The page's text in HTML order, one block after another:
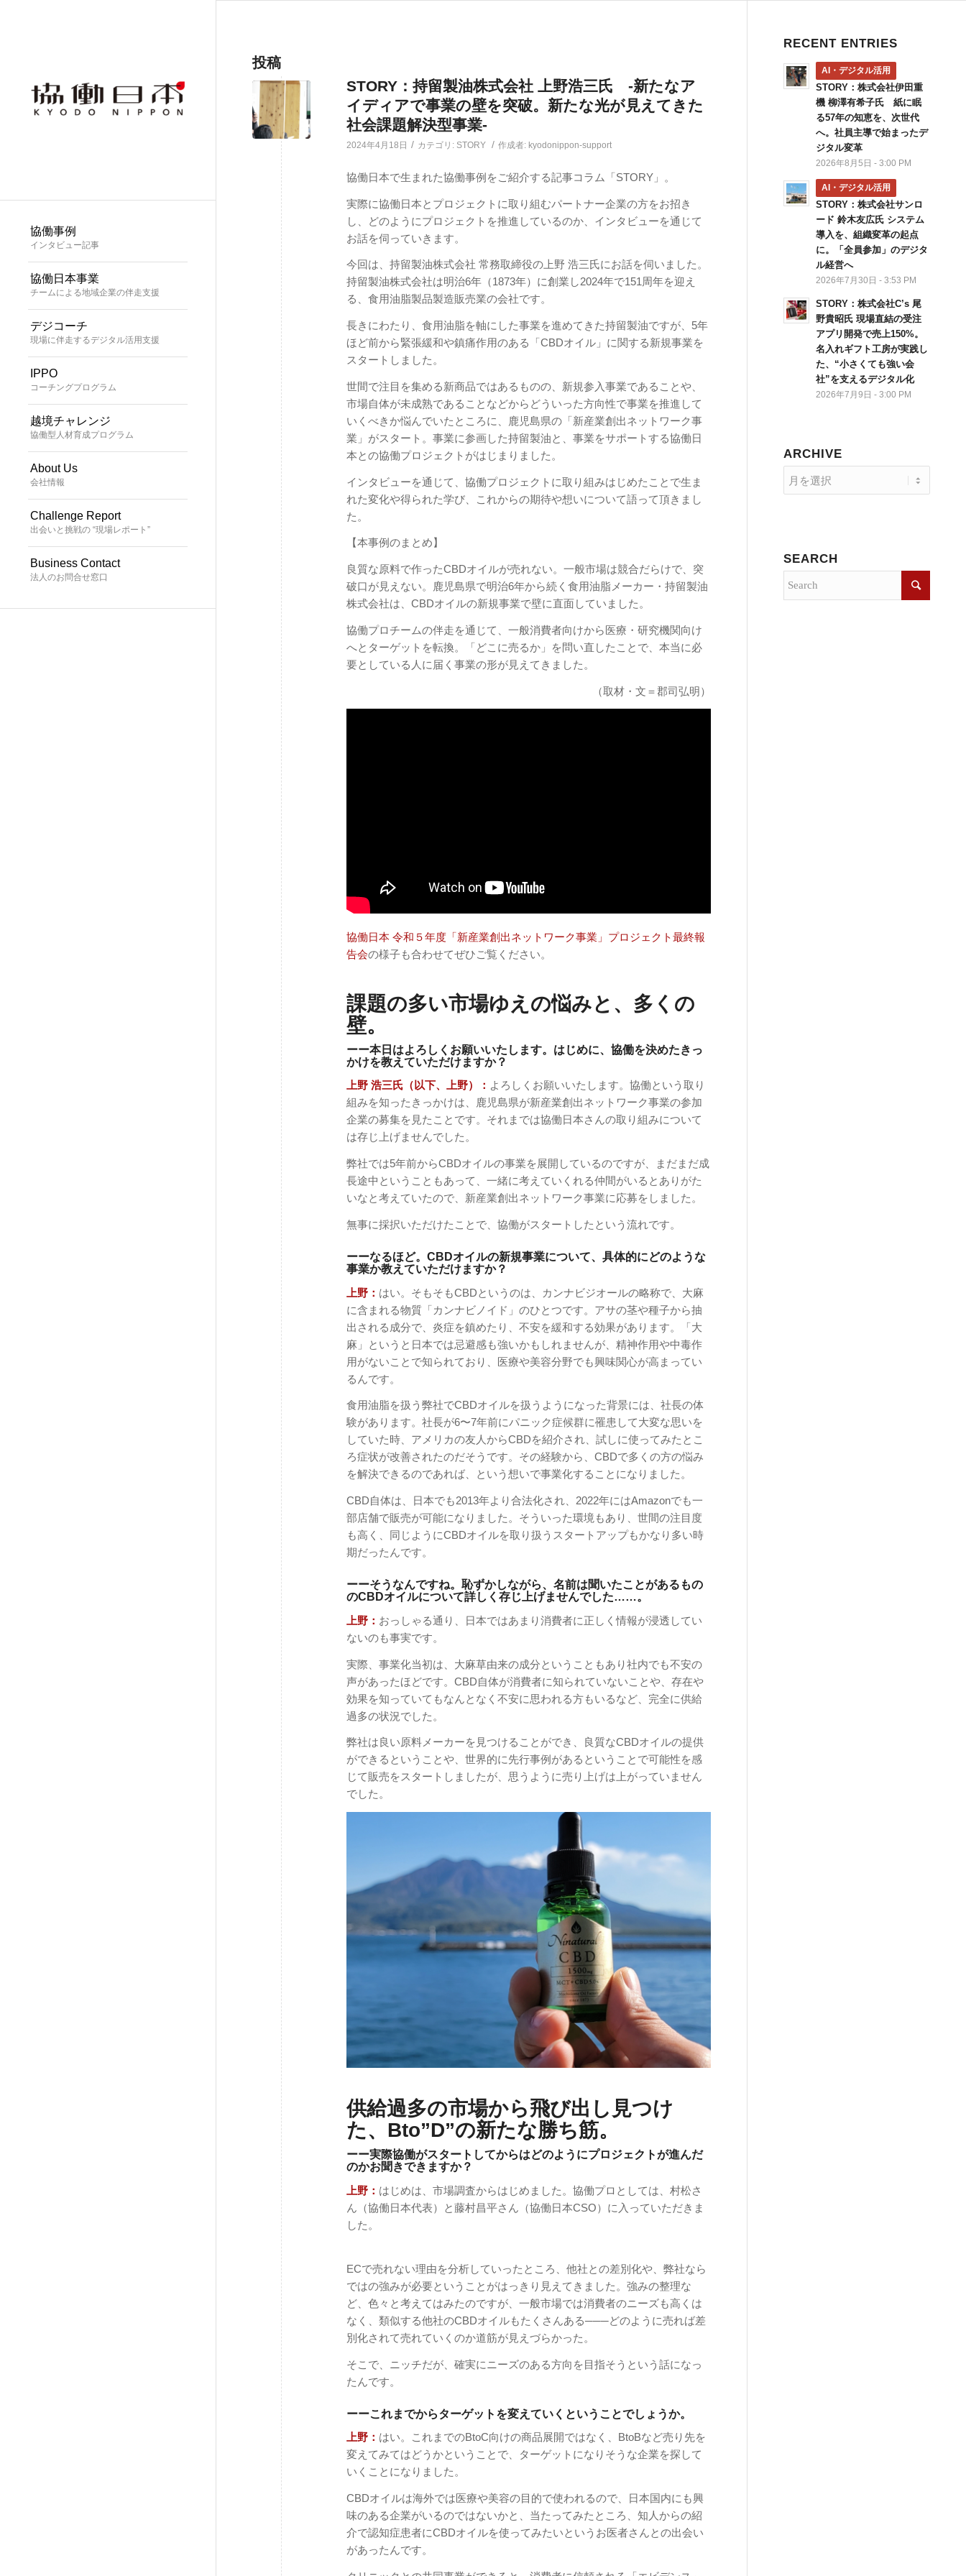
協働事例
インタビュー記事
協働日本事業
チームによる地域企業の伴走支援
デジコーチ
現場に伴走するデジタル活用支援
IPPO
コーチングプログラム
越境チャレンジ
協働型人材育成プログラム
About Us
会社情報
Challenge Report
出会いと挑戦の “現場レポート”
Business Contact
法人のお問合せ窓口
投稿
STORY：持留製油株式会社 上野浩三氏 -新たなア
イディアで事業の壁を突破。新たな光が見えてきた
社会課題解決型事業-
2024年4月18日 / カテゴリ: STORY / 作成者: kyodonippon-support
協働日本で生まれた協働事例をご紹介する記事コラム「STORY」。
実際に協働日本とプロジェクトに取り組むパートナー企業の方をお招き
し、どのようにプロジェクトを推進しているのか、インタビューを通じて
お話を伺っていきます。
今回は、持留製油株式会社 常務取締役の上野 浩三氏にお話を伺いました。
持留製油株式会社は明治6年（1873年）に創業し2024年で151周年を迎え
る、食用油脂製品製造販売業の会社です。
長きにわたり、食用油脂を軸にした事業を進めてきた持留製油ですが、5年
ほど前から緊張緩和や鎮痛作用のある「CBDオイル」に関する新規事業を
スタートしました。
世間で注目を集める新商品ではあるものの、新規参入事業であることや、
市場自体が未成熟であることなどからどういった方向性で事業を推進して
いくべきか悩んでいたところに、鹿児島県の「新産業創出ネットワーク事
業」がスタート。事業に参画した持留製油と、事業をサポートする協働日
本との協働プロジェクトがはじまりました。
インタビューを通じて、協働プロジェクトに取り組みはじめたことで生ま
れた変化や得られた学び、これからの期待や想いについて語って頂きまし
た。
【本事例のまとめ】
良質な原料で作ったCBDオイルが売れない。一般市場は競合だらけで、突
破口が見えない。鹿児島県で明治6年から続く食用油脂メーカー・持留製油
株式会社は、CBDオイルの新規事業で壁に直面していました。
協働プロチームの伴走を通じて、一般消費者向けから医療・研究機関向け
へとターゲットを転換。「どこに売るか」を問い直したことで、本当に必
要としている人に届く事業の形が見えてきました。
（取材・文＝郡司弘明）
協働日本 令和５年度「新産業創出ネットワーク事業」プロジェクト最終報
告会の様子も合わせてぜひご覧ください。
課題の多い市場ゆえの悩みと、多くの
壁。
ーー本日はよろしくお願いいたします。はじめに、協働を決めたきっ
かけを教えていただけますか？
上野 浩三氏（以下、上野）： よろしくお願いいたします。協働という取り
組みを知ったきっかけは、鹿児島県が新産業創出ネットワーク事業の参加
企業の募集を見たことです。それまでは協働日本さんの取り組みについて
は存じ上げませんでした。
弊社では5年前からCBDオイルの事業を展開しているのですが、まだまだ成
長途中ということもあって、一緒に考えていくれる仲間がいるとありがた
いなと考えていたので、新産業創出ネットワーク事業に応募をしました。
無事に採択いただけたことで、協働がスタートしたという流れです。
ーーなるほど。CBDオイルの新規事業について、具体的にどのような
事業か教えていただけますか？
上野： はい。そもそもCBDというのは、カンナビジオールの略称で、大麻
に含まれる物質「カンナビノイド」のひとつです。アサの茎や種子から抽
出される成分で、炎症を鎮めたり、不安を緩和する効果があります。「大
麻」というと日本では忌避感も強いかもしれませんが、精神作用や中毒作
用がないことで知られており、医療や美容分野でも興味関心が高まってい
るんです。
食用油脂を扱う弊社でCBDオイルを扱うようになった背景には、社長の体
験があります。社長が6〜7年前にパニック症候群に罹患して大変な思いを
していた時、アメリカの友人からCBDを紹介され、試しに使ってみたとこ
ろ症状が改善されたのだそうです。その経験から、CBDで多くの方の悩み
を解決できるのであれば、という想いで事業化することになりました。
CBD自体は、日本でも2013年より合法化され、2022年にはAmazonでも一
部店舗で販売が可能になりました。そういった環境もあり、世間の注目度
も高く、同じようにCBDオイルを取り扱うスタートアップもかなり多い時
期だったんです。
ーーそうなんですね。恥ずかしながら、名前は聞いたことがあるもの
のCBDオイルについて詳しく存じ上げませんでした……。
上野： おっしゃる通り、日本ではあまり消費者に正しく情報が浸透してい
ないのも事実です。
実際、事業化当初は、大麻草由来の成分ということもあり社内でも不安の
声があったほどです。CBD自体が消費者に知られていないことや、存在や
効果を知っていてもなんとなく不安に思われる方もいるなど、完全に供給
過多の状況でした。
弊社は良い原料メーカーを見つけることができ、良質なCBDオイルの提供
ができるということや、世界的に先行事例があるということで可能性を感
じて販売をスタートしましたが、思うように売り上げは上がっていません
でした。
供給過多の市場から飛び出し見つけ
た、Bto”D”の新たな勝ち筋。
ーー実際協働がスタートしてからはどのようにプロジェクトが進んだ
のかお聞きできますか？
上野： はじめは、市場調査からはじめました。協働プロとしては、村松さ
ん（協働日本代表）と藤村昌平さん（協働日本CSO）に入っていただきま
した。
ECで売れない理由を分析していったところ、他社との差別化や、弊社なら
ではの強みが必要ということがはっきり見えてきました。強みの整理な
ど、色々と考えてはみたのですが、一般市場では消費者のニーズも高くは
なく、類似する他社のCBDオイルもたくさんある───どのように売れば差
別化されて売れていくのか道筋が見えづらかった。
そこで、ニッチだが、確実にニーズのある方向を目指そうという話になっ
たんです。
ーーこれまでからターゲットを変えていくということでしょうか。
上野： はい。これまでのBtoC向けの商品展開ではなく、BtoBなど売り先を
変えてみてはどうかということで、ターゲットになりそうな企業を探して
いくことになりました。
CBDオイルは海外では医療や美容の目的で使われるので、日本国内にも興
味のある企業がいるのではないかと、当たってみたところ、知人からの紹
介で認知症患者にCBDオイルを使ってみたいというお医者さんとの出会い
があったんです。
RECENT ENTRIES
AI・デジタル活用
STORY：株式会社伊田重
機 柳澤有希子氏 紙に眠
る57年の知恵を、次世代
へ。社員主導で始まったデ
ジタル変革
2026年8月5日 - 3:00 PM
AI・デジタル活用
STORY：株式会社サンロ
ード 鈴木友広氏 システム
導入を、組織変革の起点
に。「全員参加」のデジタ
ル経営へ
2026年7月30日 - 3:53 PM
STORY：株式会社C’s 尾
野貴昭氏 現場直結の受注
アプリ開発で売上150%。
名入れギフト工房が実践し
た、“小さくても強い会
社”を支えるデジタル化
2026年7月9日 - 3:00 PM
ARCHIVE
SEARCH